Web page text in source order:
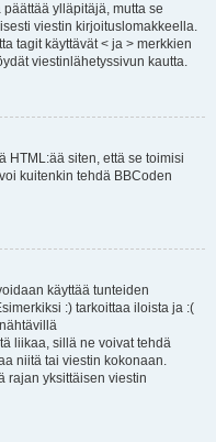
ylläpitäjä, mutta se
viestin kirjoituslomakkeella.
tagit käyttävät < ja > merkkien
viestinlähetyssivun kautta.
HTML:ää siten, että se toimisi
kuitenkin tehdä BBCoden
käyttää tunteiden
:) tarkoittaa iloista ja :(
liikaa, sillä ne voivat tehdä
niitä tai viestin kokonaan.
rajan yksittäisen viestin